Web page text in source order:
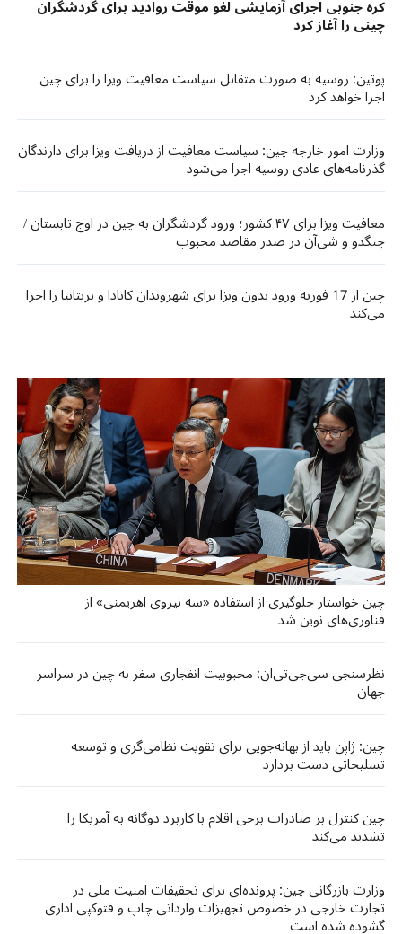
کره جنوبی اجرای آزمایشی لغو موقت روادید برای گردشگران
چینی را آغاز کرد
پوتین: روسیه به صورت متقابل سیاست معافیت ویزا را برای چین
اجرا خواهد کرد
وزارت امور خارجه چین: سیاست معافیت از دریافت ویزا برای دارندگان
گذرنامه‌های عادی روسیه اجرا می‌شود
معافیت ویزا برای ۴۷ کشور؛ ورود گردشگران به چین در اوج تابستان /
چنگدو و شی‌آن در صدر مقاصد محبوب
چین از 17 فوریه ورود بدون ویزا برای شهروندان کانادا و بریتانیا را اجرا
می‌کند
چین خواستار جلوگیری از استفاده «سه نیروی اهریمنی» از
فناوری‌های نوین شد
نظرسنجی سی‌جی‌تی‌ان: محبوبیت انفجاری سفر به چین در سراسر
جهان
چین: ژاپن باید از بهانه‌جویی برای تقویت نظامی‌گری و توسعه
تسلیحاتی دست بردارد
چین کنترل بر صادرات برخی اقلام با کاربرد دوگانه به آمریکا را
تشدید می‌کند
وزارت بازرگانی چین: پرونده‌ای برای تحقیقات امنیت ملی در
تجارت خارجی در خصوص تجهیزات وارداتی چاپ و فتوکپی اداری
گشوده شده است